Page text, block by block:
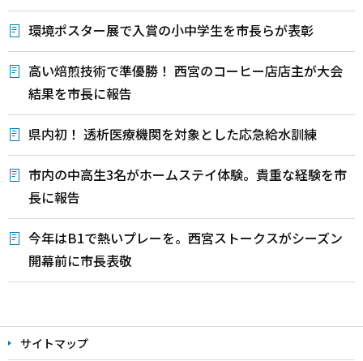
環境ポスター展で入賞の小中学生を市長らが表彰
高い焙煎技術で準優勝！ 西宮のコーヒー店店主が大会
結果を市長に報告
県内初！ 透析医療機関を対象とした応急給水訓練
市内の中高生3名がホームステイ体験。貴重な経験を市
長に報告
今年はB1で熱いプレーを。西宮ストークスがシーズン
開幕前に市長表敬
文
こ サイトマップ